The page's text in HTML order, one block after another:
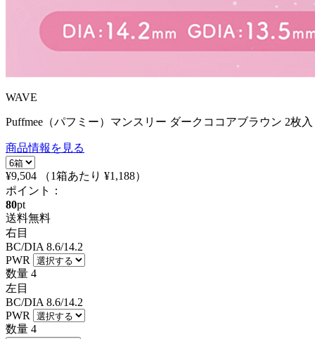
WAVE
Puffmee（パフミー）マンスリー ダークココアブラウン 2枚
商品情報を見る
¥9,504 （1箱あたり ¥1,188）
ポイント：
80pt
送料無料
右目
BC/DIA 8.6/14.2
PWR
数量 4
左目
BC/DIA 8.6/14.2
PWR
数量 4